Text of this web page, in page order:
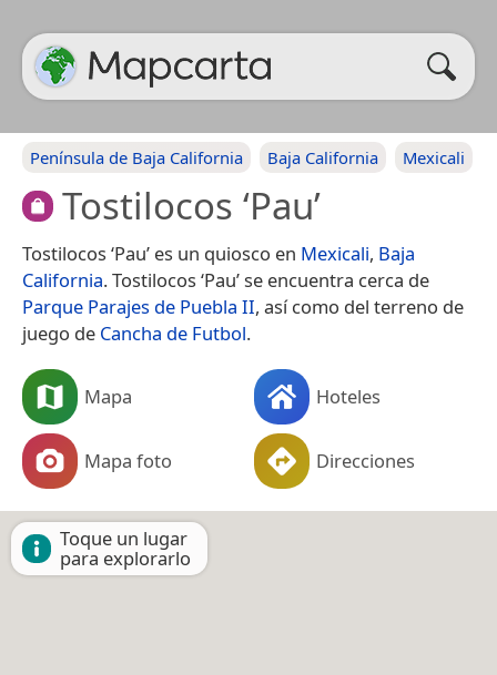
Península de Baja California Baja California Mexicali
Tostilocos ‘Pau’
Tostilocos ‘Pau’ es un quiosco en Mexicali, Baja
California. Tostilocos ‘Pau’ se encuentra cerca de
Parque Parajes de Puebla II, así como del terreno de
juego de Cancha de Futbol.
Mapa Hoteles
Mapa foto Direcciones
Toque un lugar
para explorarlo